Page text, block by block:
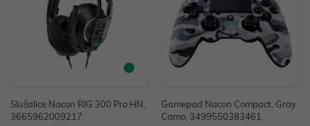
Slušalice Nacon RIG 300 Pro HN,
3665962009217
Gamepad Nacon Compact, Gray
Camo, 3499550383461